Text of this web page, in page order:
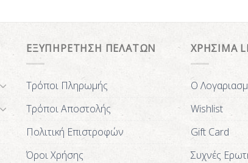
ΕΞΥΠΗΡΕΤΗΣΗ ΠΕΛΑΤΩΝ
Τρόποι Πληρωμής
Τρόποι Αποστολής
Πολιτική Επιστροφών
Όροι Χρήσης
ΧΡΗΣΙΜΑ
Ο
Wishlist
Gift Card
Συχνές